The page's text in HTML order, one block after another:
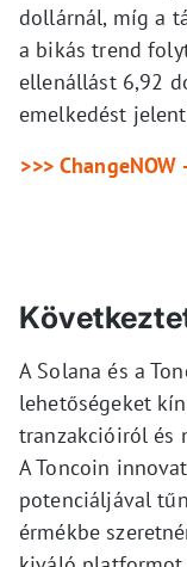
dollárnál, míg a
a bikás trend
ellenállást 6,92
emelkedést
>>>
A Solana és a
lehetőségeket
tranzakcióiról és
A Toncoin
potenciáljával
érmékbe